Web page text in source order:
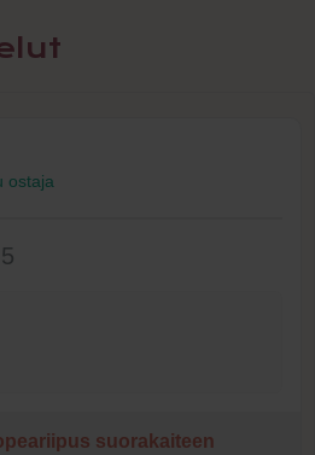
ostaja
suorakaiteen